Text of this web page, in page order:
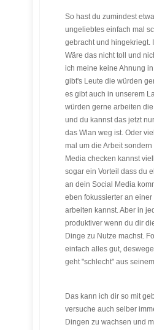
So hast du zumindest
ungeliebtes einfach mal
gebracht und hingekriegt.
Wäre das nicht toll und
ich meine keine Ahnung
gibt's Leute die würden
es gibt auch in unserem
würden gerne arbeiten
und du kannst das jetzt
das Wlan weg ist. Oder
mal um die Arbeit sondern
Media checken kannst
sogar ein Vorteil dass du
an dein Social Media
eben fokussierter an
arbeiten kannst. Aber in
produktiver wenn du dir
Dinge zu Nutze machst.
einfach alles gut,
geht "schlecht" aus
Das kann ich dir so mit
versuche auch selber
Dingen zu wachsen und